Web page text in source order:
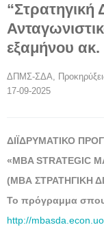
“Στρατηγική
εξαμήνου ακ.
ΔΠΜΣ-ΣΔΑ,
17-09-2025
ΔΙΪΔΡΥΜΑΤΙΚΟ
«MBA STRATEGIC
(ΜΒΑ ΣΤΡΑΤΗΓΙΚΗ
Το πρόγραμμα
http://